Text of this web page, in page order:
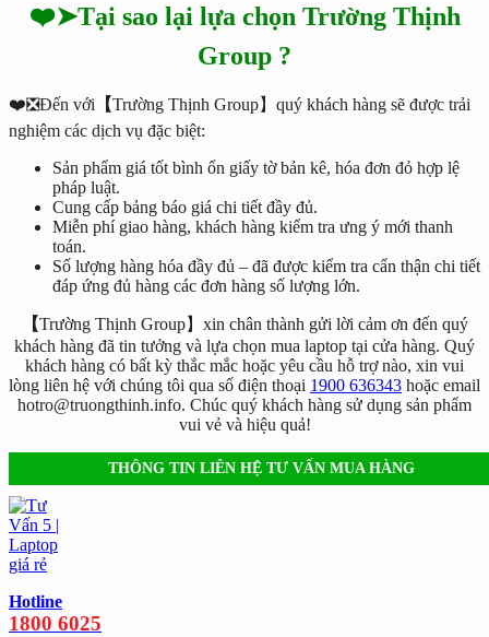
❤️➤Tại sao lại lựa chọn Trường Thịnh
Group ?
❤️❎Đến với 【Trường Thịnh Group】quý khách hàng sẽ được trải
nghiệm các dịch vụ đặc biệt:
Sản phẩm giá tốt bình ổn giấy tờ bản kê, hóa đơn đỏ hợp lệ
pháp luật.
Cung cấp bảng báo giá chi tiết đầy đủ.
Miễn phí giao hàng, khách hàng kiểm tra ưng ý mới thanh
toán.
Số lượng hàng hóa đầy đủ – đã được kiểm tra cẩn thận chi tiết
đáp ứng đủ hàng các đơn hàng số lượng lớn.
【Trường Thịnh Group】xin chân thành gửi lời cảm ơn đến quý
khách hàng đã tin tưởng và lựa chọn mua laptop tại cửa hàng. Quý
khách hàng có bất kỳ thắc mắc hoặc yêu cầu hỗ trợ nào, xin vui
lòng liên hệ với chúng tôi qua số điện thoại 1900 636343 hoặc email
hotro@truongthinh.info. Chúc quý khách hàng sử dụng sản phẩm
vui vẻ và hiệu quả!
THÔNG TIN LIÊN HỆ TƯ VẤN MUA HÀNG
Hotline
1800 6025